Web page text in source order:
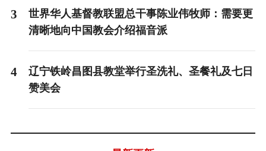
3
世界华人基督教联盟总干事陈业伟牧师：需要更
清晰地向中国教会介绍福音派
4
辽宁铁岭昌图县教堂举行圣洗礼、圣餐礼及七日
赞美会